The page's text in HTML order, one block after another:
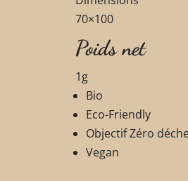
70×100
Poids net
1g
Bio
Eco-Friendly
Objectif Zéro
Vegan